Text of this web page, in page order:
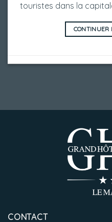
touristes dans la
CONTINUER
CONTACT